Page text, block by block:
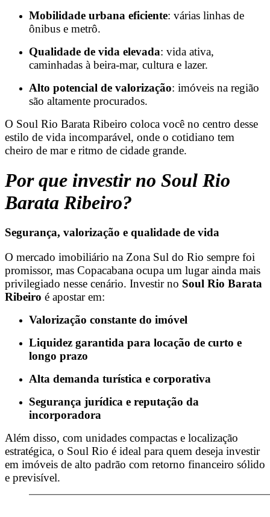
Mobilidade urbana eficiente: várias linhas de
ônibus e metrô.
Qualidade de vida elevada: vida ativa,
caminhadas à beira-mar, cultura e lazer.
Alto potencial de valorização: imóveis na região
são altamente procurados.
O Soul Rio Barata Ribeiro coloca você no centro desse
estilo de vida incomparável, onde o cotidiano tem
cheiro de mar e ritmo de cidade grande.
Por que investir no Soul Rio
Barata Ribeiro?
Segurança, valorização e qualidade de vida
O mercado imobiliário na Zona Sul do Rio sempre foi
promissor, mas Copacabana ocupa um lugar ainda mais
privilegiado nesse cenário. Investir no Soul Rio Barata
Ribeiro é apostar em:
Valorização constante do imóvel
Liquidez garantida para locação de curto e
longo prazo
Alta demanda turística e corporativa
Segurança jurídica e reputação da
incorporadora
Além disso, com unidades compactas e localização
estratégica, o Soul Rio é ideal para quem deseja investir
em imóveis de alto padrão com retorno financeiro sólido
e previsível.